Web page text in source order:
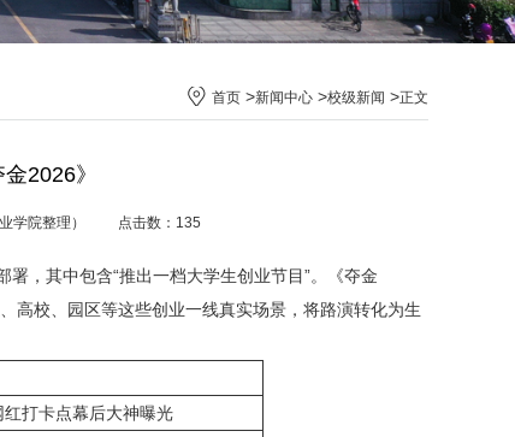
首页 >新闻中心 >校级新闻 >正文
2026》
学院整理） 点击数： 135
署，其中包含“推出一档大学生创业节目”。《夺金
高校、园区等这些创业一线真实场景，将路演转化为生
打卡点幕后大神曝光